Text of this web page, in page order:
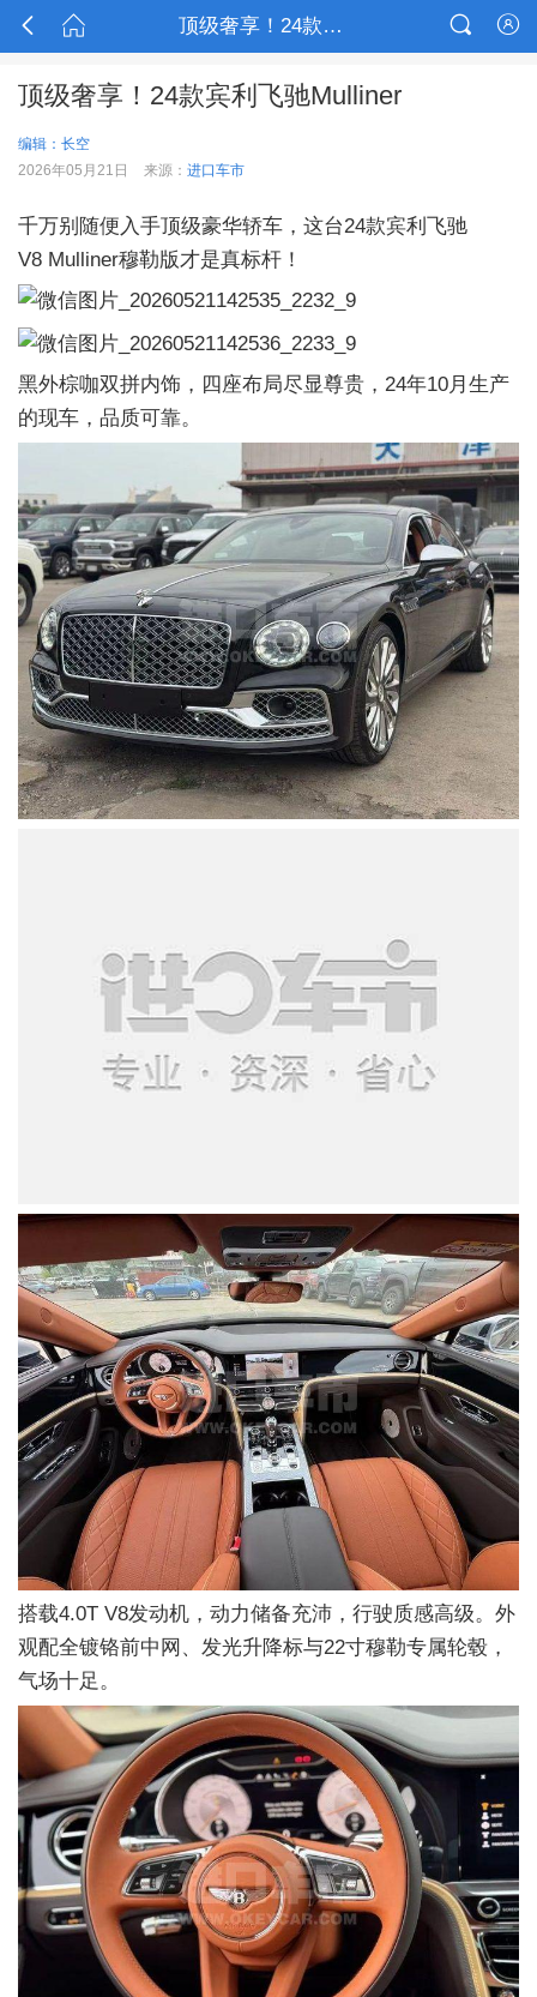
  顶级奢享！24款宾利飞驰Mulliner 

顶级奢享！24款宾利飞驰Mulliner
编辑：长空
2026年05月21日
来源： 进口车市
千万别随便入手顶级豪华轿车，这台24款宾利飞驰
V8 Mulliner穆勒版才是真标杆！
黑外棕咖双拼内饰，四座布局尽显尊贵，24年10月生产
的现车，品质可靠。
搭载4.0T V8发动机，动力储备充沛，行驶质感高级。外
观配全镀铬前中网、发光升降标与22寸穆勒专属轮毂，
气场十足。